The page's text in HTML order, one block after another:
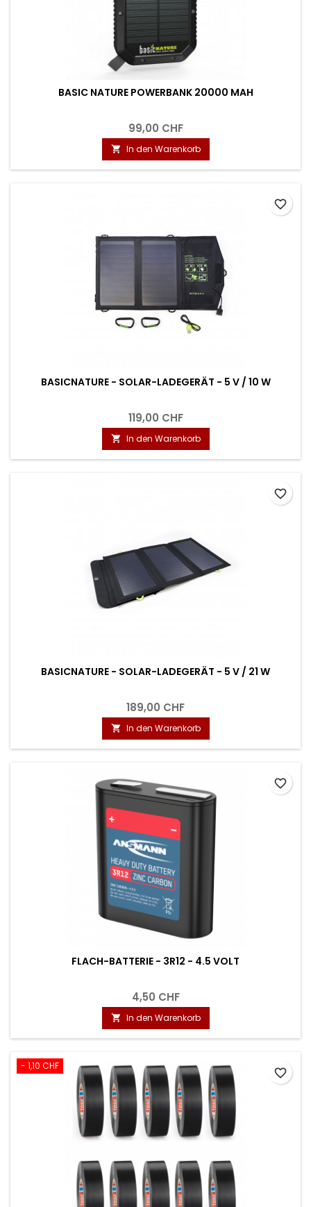
BASIC NATURE POWERBANK 20000 MAH
99,00 CHF
 In den Warenkorb
BASICNATURE - SOLAR-LADEGERÄT - 5 V / 10 W
119,00 CHF
 In den Warenkorb
favorite_border
BASICNATURE - SOLAR-LADEGERÄT - 5 V / 21 W
189,00 CHF
 In den Warenkorb
favorite_border
FLACH-BATTERIE - 3R12 - 4.5 VOLT
4,50 CHF
 In den Warenkorb
favorite_border
- 1,10 CHF
favorite_border